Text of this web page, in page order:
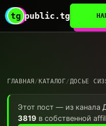
tg public.tg
ГЛАВНАЯ / КАТАЛОГ/ДОСЬЕ
Этот пост — из канала
3819 в собственной